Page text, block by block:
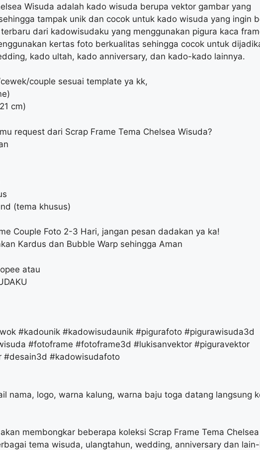
Wisuda adalah kado wisuda berupa vektor gambar yang
tampak unik dan cocok untuk kado wisuda yang ingin
dari kadowisudaku yang menggunakan pigura kaca
kertas foto berkualitas sehingga cocok untuk
kado ultah, kado anniversary, dan kado-kado lainnya.
couple sesuai template ya kk,
cm)
request dari Scrap Frame Tema Chelsea Wisuda?
(tema khusus)
Couple Foto 2-3 Hari, jangan pesan dadakan ya ka!
Kardus dan Bubble Warp sehingga Aman
atau
#kadounik #kadowisudaunik #pigurafoto #pigurawisuda3d
#fotoframe #fotoframe3d #lukisanvektor #piguravektor
#desain3d #kadowisudafoto
nama, logo, warna kalung, warna baju toga datang langsung
membongkar beberapa koleksi Scrap Frame Tema
tema wisuda, ulangtahun, wedding, anniversary dan